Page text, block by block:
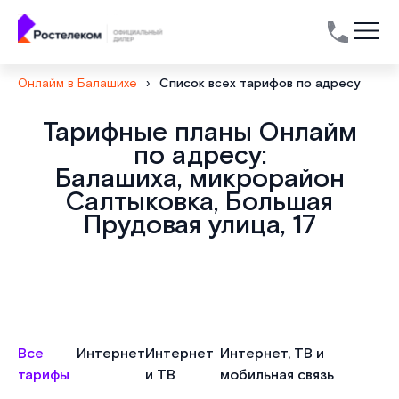
Онлайм в Балашихе › Список всех тарифов по адресу
Тарифные планы Онлайм
по адресу:
Балашиха, микрорайон
Салтыковка, Большая
Прудовая улица, 17
Все
тарифы
ИнтернетИнтернет
и ТВ
Интернет, ТВ и
мобильная связь